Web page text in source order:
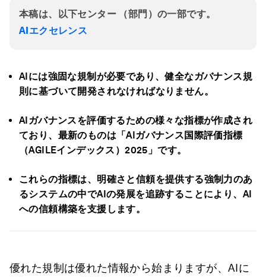
本稿は、以下センター （部門）の一部です。
AIエクセレンス
AIには強固な規制が必要であり、健全なガバナンス規
則に基づいて開発されなければなりません。
AIガバナンスを評価するための様々な指標が作成され
ており、最新のものは「AIガバナンス国際評価指標
（AGILEインデックス ）2025 」です。
これらの指標は、明確さと信頼を提供する強制力のあ
るシステムの中でAIの発展を追跡することにより、AI
への信頼構築を支援します。
優れた規制は優れた情報から始まりますが、AIに